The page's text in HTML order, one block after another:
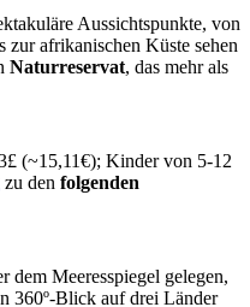
Aussichtspunkte, von
zur afrikanischen Küste sehen
Naturreservat, das mehr als
(~15,11€); Kinder von 5-12
zu den folgenden
dem Meeresspiegel gelegen,
360º-Blick auf drei Länder